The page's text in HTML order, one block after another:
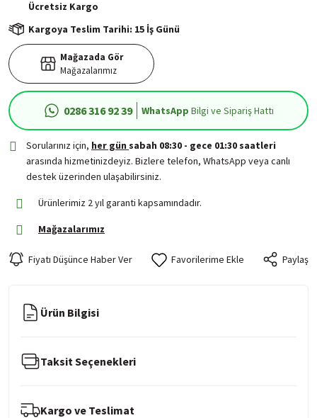
Ücretsiz Kargo
Kargoya Teslim Tarihi: 15 İş Günü
Mağazada Gör
Mağazalarımız
0286 316 92 39 WhatsApp Bilgi ve Sipariş Hattı
Sorularınız için, her gün sabah 08:30 - gece 01:30 saatleri
arasında hizmetinizdeyiz. Bizlere telefon, WhatsApp veya canlı
destek üzerinden ulaşabilirsiniz.
Ürünlerimiz 2 yıl garanti kapsamındadır.
Mağazalarımız
Fiyatı Düşünce Haber Ver Paylaş
Ürün Bilgisi
Taksit Seçenekleri
Kargo ve Teslimat